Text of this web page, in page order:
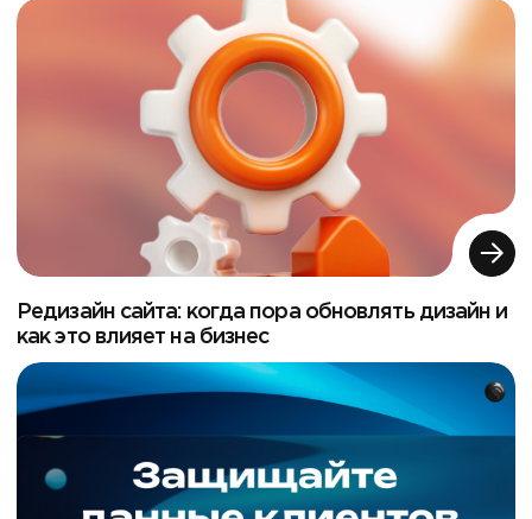
Редизайн сайта: когда пора обновлять дизайн и
как это влияет на бизнес